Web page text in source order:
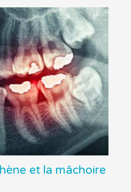
et la mâchoire